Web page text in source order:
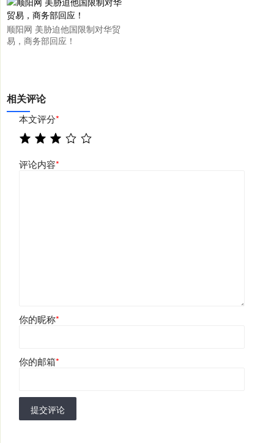
顺阳网 美胁迫他国限制对华贸
易，商务部回应！
相关评论
本文评分*
评论内容*
你的昵称*
你的邮箱*
提交评论